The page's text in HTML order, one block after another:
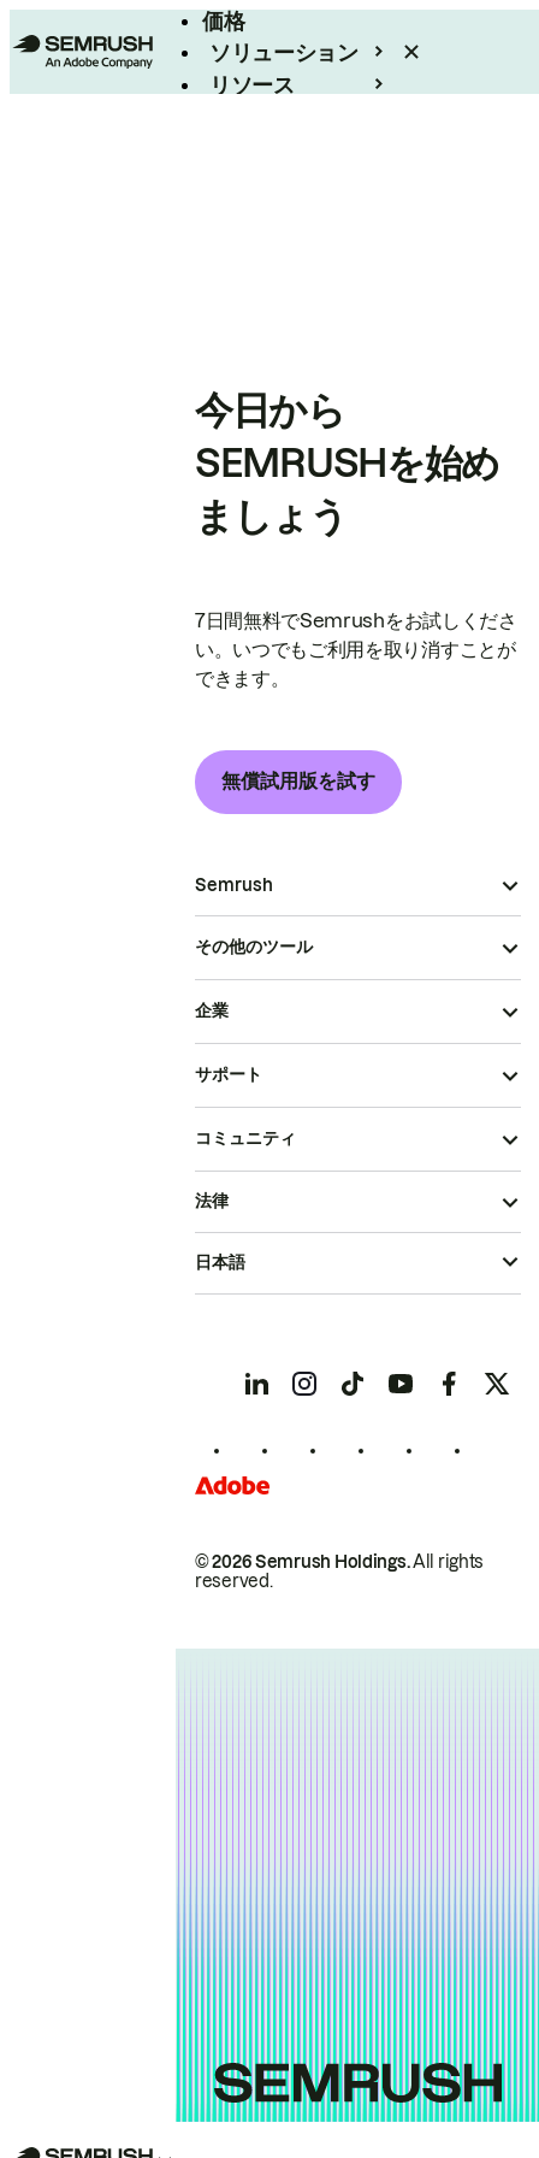
価格
ソリューション
リソース
今日から
SEMRUSHを始め
ましょう
7日間無料でSemrushをお試しくださ
い。いつでもご利用を取り消すことが
できます。
無償試用版を試す
Semrush
その他のツール
企業
サポート
コミュニティ
© 2026 Semrush Holdings.All rights
reserved.
法律
日本語